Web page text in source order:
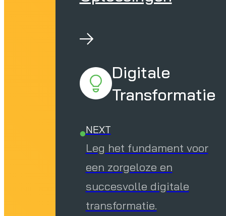
Digitale
Transformatie
NEXT
Leg het fundament voor
een zorgeloze en
succesvolle digitale
transformatie.